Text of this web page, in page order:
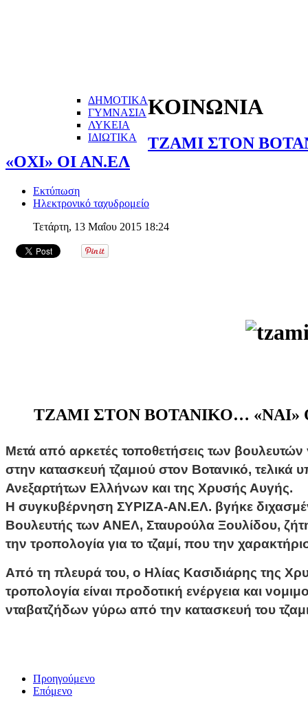
ΔΗΜΟΤΙΚΑ
ΓΥΜΝΑΣΙΑ
ΛΥΚΕΙΑ
ΙΔΙΩΤΙΚΑ
ΚΟΙΝΩΝΙΑ
ΤΖΑΜΙ ΣΤΟΝ
«ΟΧΙ» ΟΙ ΑΝ.ΕΛ
Εκτύπωση
Ηλεκτρονικό ταχυδρομείο
Τετάρτη, 13 Μαΐου 2015 18:24
ΤΖΑΜΙ ΣΤΟΝ ΒΟΤΑΝΙΚΟ… «NAI»
Μετά από αρκετές τοποθετήσεις των
στην κατασκευή τζαμιού στον Βοτανικό,
Ανεξαρτήτων Ελλήνων και της Χρυσής Αυγής.
Η συγκυβέρνηση ΣΥΡΙΖΑ-ΑΝ.ΕΛ. βγήκε
Βουλευτής των ΑΝΕΛ, Σταυρούλα Ξουλίδου,
την τροπολογία για το τζαμί, που την
Από τη πλευρά του, ο Ηλίας Κασιδιάρης της
τροπολογία είναι προδοτική ενέργεια και
νταβατζήδων γύρω από την κατασκευή του
Προηγούμενο
Επόμενο